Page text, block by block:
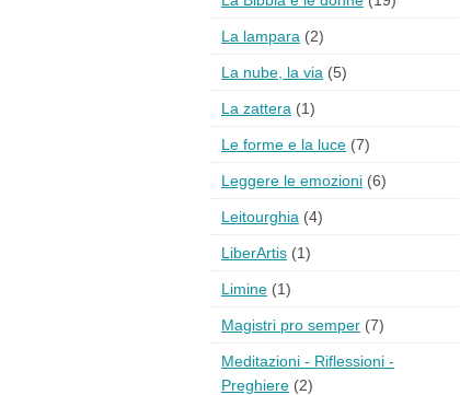
La lampara (2)
La nube, la via (5)
La zattera (1)
Le forme e la luce (7)
Leggere le emozioni (6)
Leitourghia (4)
LiberArtis (1)
Limine (1)
Magistri pro semper (7)
Meditazioni - Riflessioni -
Preghiere (2)